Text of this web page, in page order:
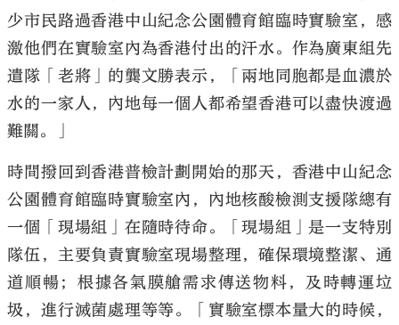
少市民路過香港中山紀念公園體育館臨時實驗室，感
激他們在實驗室內為香港付出的汗水。作為廣東組先
遣隊「老將」的龔文勝表示，「兩地同胞都是血濃於
水的一家人，內地每一個人都希望香港可以盡快渡過
難關。」
時間撥回到香港普檢計劃開始的那天，香港中山紀念
公園體育館臨時實驗室內，內地核酸檢測支援隊總有
一個「現場組」在隨時待命。「現場組」是一支特別
隊伍，主要負責實驗室現場整理，確保環境整潔、通
道順暢；根據各氣膜艙需求傳送物料，及時轉運垃
圾，進行滅菌處理等等。「實驗室標本量大的時候，